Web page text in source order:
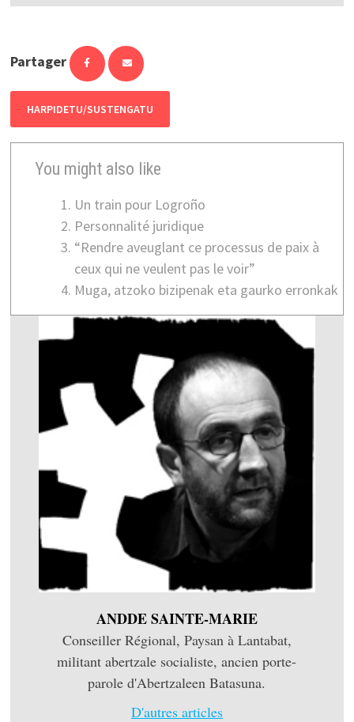
Partager
HARPIDETU/SUSTENGATU
You might also like
Un train pour Logroño
Personnalité juridique
“Rendre aveuglant ce processus de paix à
ceux qui ne veulent pas le voir”
Muga, atzoko bizipenak eta gaurko erronkak
ANDDE SAINTE-MARIE
Conseiller Régional, Paysan à Lantabat,
militant abertzale socialiste, ancien porte-
parole d'Abertzaleen Batasuna.
D'autres articles